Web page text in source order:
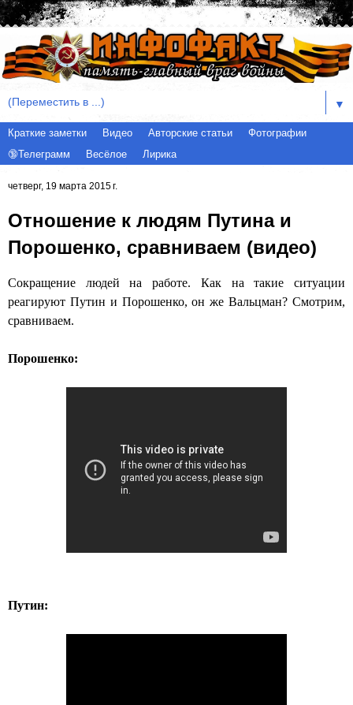
▼
Краткие заметки Видео Авторские статьи
Фотографии
🔞Телеграмм
Весёлое Лирика
четверг, 19 марта 2015 г.
Отношение к людям Путина и
Порошенко, сравниваем (видео)
Сокращение людей на работе. Как на такие ситуации
реагируют Путин и Порошенко, он же Вальцман? Смотрим,
сравниваем.
Порошенко:
Путин: